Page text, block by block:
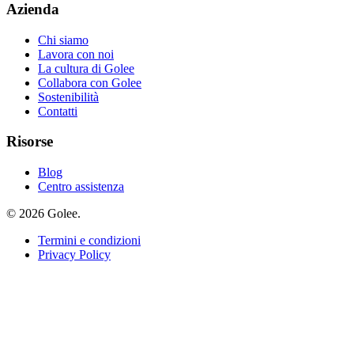
Azienda
Chi siamo
Lavora con noi
La cultura di Golee
Collabora con Golee
Sostenibilità
Contatti
Risorse
Blog
Centro assistenza
© 2026 Golee.
Termini e condizioni
Privacy Policy